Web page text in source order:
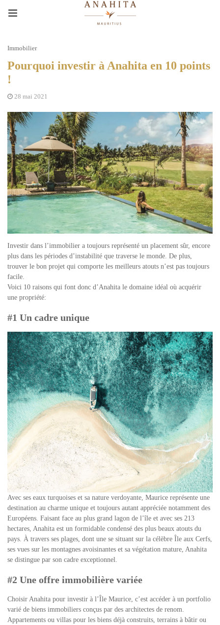
Immobilier
Pourquoi investir à Anahita en 10 points
!
28 mai 2021
Investir dans l’immobilier a toujours représenté un placement sûr, encore
plus dans les périodes d’instabilité que traverse le monde. De plus,
trouver le bon projet qui comporte les meilleurs atouts n’est pas toujours
facile.
Voici 10 raisons qui font donc d’Anahita le domaine idéal où acquérir
une propriété:
#1 Un cadre unique
Avec ses eaux turquoises et sa nature verdoyante, Maurice représente une
destination au charme unique et toujours autant appréciée notamment des
Européens. Faisant face au plus grand lagon de l’île et avec ses 213
hectares, Anahita est un formidable condensé des plus beaux atouts du
pays. À travers ses plages, dont une se situant sur la célèbre Île aux Cerfs,
ses vues sur les montagnes avoisinantes et sa végétation mature, Anahita
se distingue par son cadre exceptionnel.
#2 Une offre immobilière variée
Choisir Anahita pour investir à l’Île Maurice, c’est accéder à un portfolio
varié de biens immobiliers conçus par des architectes de renom.
Appartements ou villas pour les biens déjà construits, terrains à bâtir ou